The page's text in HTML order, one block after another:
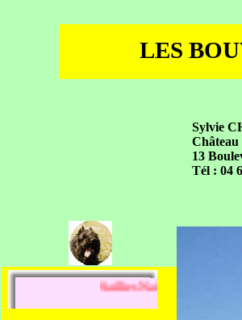
Sylvie
Château
13
Tél : 04
LES
Saillies Naissances Réservations